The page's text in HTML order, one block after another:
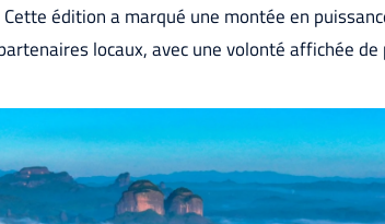
édition a marqué une montée en
locaux, avec une volonté affichée